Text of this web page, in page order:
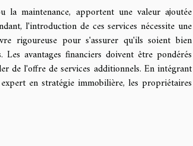
la maintenance, apportent une valeur ajoutée
l'introduction de ces services nécessite une
rigoureuse pour s'assurer qu'ils soient bien
avantages financiers doivent être pondérés
de l'offre de services additionnels. En intégrant
en stratégie immobilière, les propriétaires